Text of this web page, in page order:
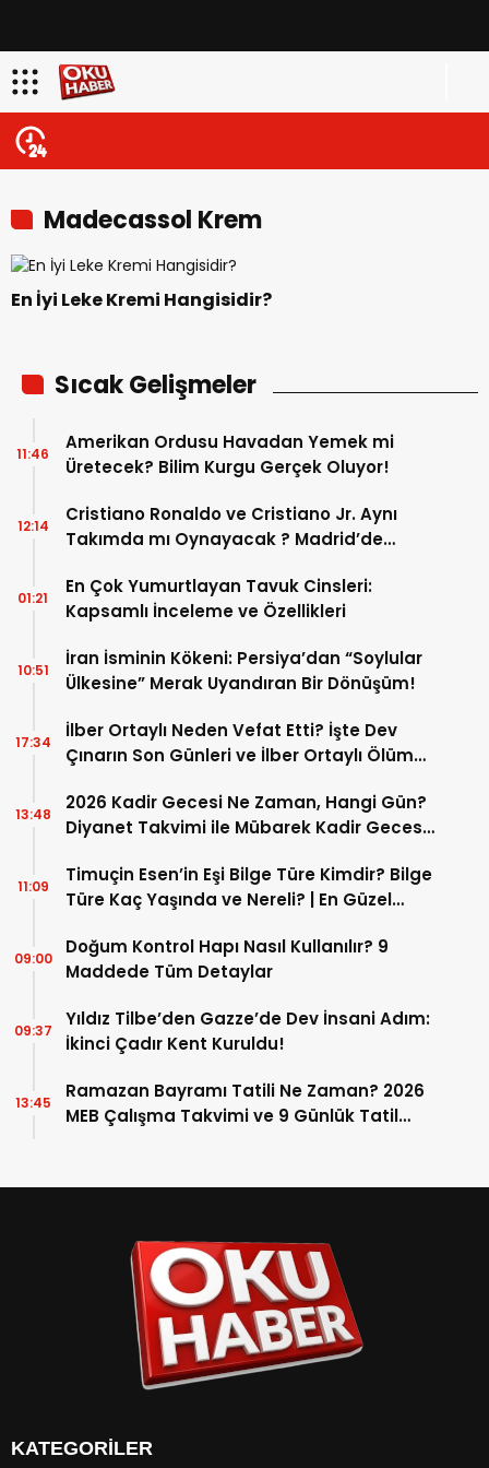
Madecassol Krem
En İyi Leke Kremi Hangisidir?
Sıcak Gelişmeler
Amerikan Ordusu Havadan Yemek mi
Üretecek? Bilim Kurgu Gerçek Oluyor!
11:46
Cristiano Ronaldo ve Cristiano Jr. Aynı
Takımda mı Oynayacak ? Madrid’de
12:14
En Çok Yumurtlayan Tavuk Cinsleri:
Kapsamlı İnceleme ve Özellikleri
01:21
İran İsminin Kökeni: Persiya’dan “Soylular
Ülkesine” Merak Uyandıran Bir Dönüşüm!
10:51
İlber Ortaylı Neden Vefat Etti? İşte Dev
Çınarın Son Günleri ve İlber Ortaylı Ölüm
17:34
2026 Kadir Gecesi Ne Zaman, Hangi Gün?
Diyanet Takvimi ile Mübarek Kadir Gecesi
13:48
Timuçin Esen’in Eşi Bilge Türe Kimdir? Bilge
Türe Kaç Yaşında ve Nereli? | En Güzel
11:09
Doğum Kontrol Hapı Nasıl Kullanılır? 9
Maddede Tüm Detaylar
09:00
Yıldız Tilbe’den Gazze’de Dev İnsani Adım:
İkinci Çadır Kent Kuruldu!
09:37
Ramazan Bayramı Tatili Ne Zaman? 2026
MEB Çalışma Takvimi ve 9 Günlük Tatil
13:45
KATEGORİLER